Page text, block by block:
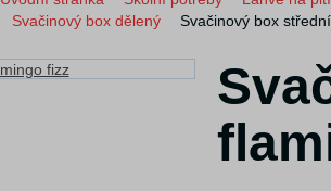
Svačinový box dělený
Svačinový box